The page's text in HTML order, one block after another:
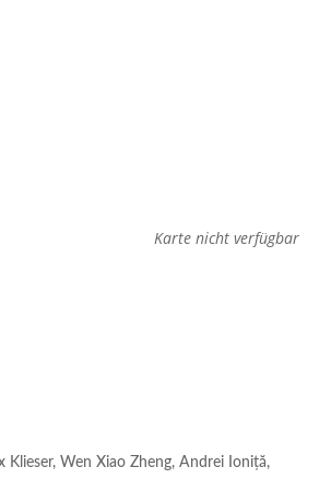
Karte nicht verfügbar
Klieser, Wen Xiao Zheng, Andrei Ioniță,